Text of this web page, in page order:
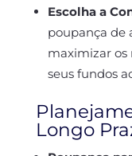
Escolha a
poupança de
maximizar
seus fundos
Longo